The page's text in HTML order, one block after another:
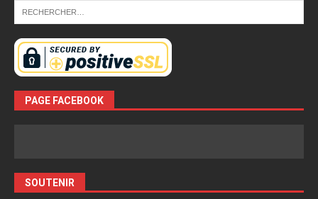
PAGE FACEBOOK
SOUTENIR